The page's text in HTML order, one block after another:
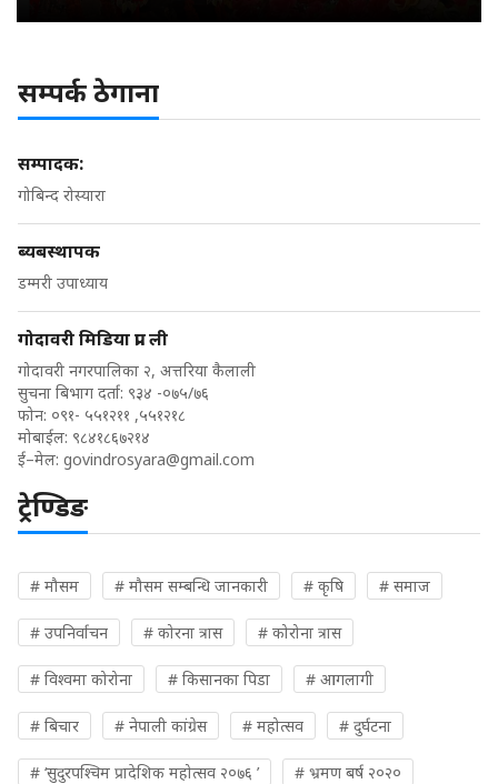
सम्पर्क ठेगाना
सम्पादक:
गोबिन्द रोस्यारा
ब्यबस्थापक
डम्मरी उपाध्याय
गोदावरी मिडिया प्रा. ली
गोदावरी नगरपालिका २, अत्तरिया कैलाली
सुचना बिभाग दर्ता: ९३४ -०७५/७६
फोन: ०९१- ५५१२११ ,५५१२१८
मोबाईल: ९८४१८६७२१४
ई–मेल: govindrosyara@gmail.com
ट्रेण्डिङ
# मौसम # मौसम सम्बन्धि जानकारी # कृषि # समाज
# उपनिर्वाचन # कोरना त्रास # कोरोना त्रास
# विश्वमा कोरोना # किसानका पिडा # आगलागी
# बिचार # नेपाली कांग्रेस # महोत्सव # दुर्घटना
# ‘सुदुरपश्चिम प्रादेशिक महोत्सव २०७६ ’ # भ्रमण बर्ष २०२०